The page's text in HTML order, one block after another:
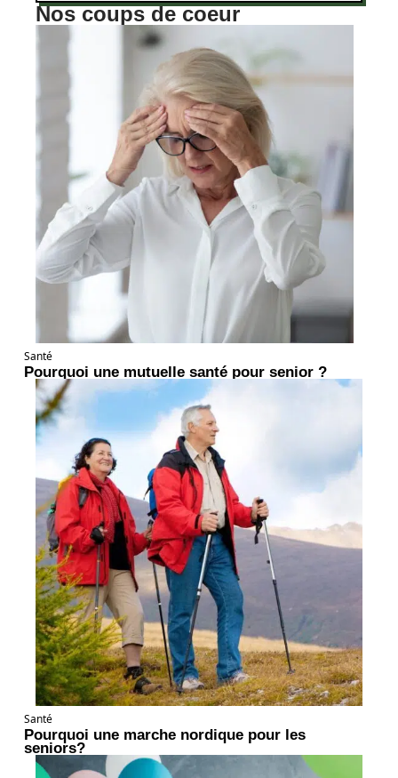
Nos coups de coeur
Santé
Pourquoi une mutuelle santé pour senior ?
Santé
Pourquoi une marche nordique pour les
seniors?